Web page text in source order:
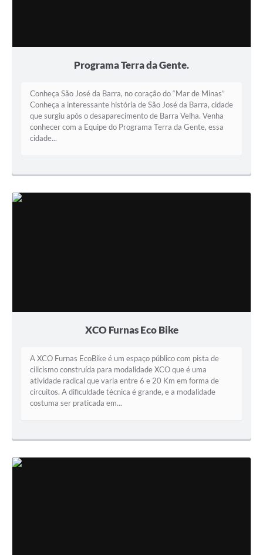
Programa Terra da Gente.
Conheça São José da Barra, no coração do “Mar de Minas”
Conheça a interessante história de São José da Barra, cidade
que surgiu após o desaparecimento de Barra Velha. Venha
conhecer com a Equipe do Programa Terra da Gente, essa
cidade...
XCO Furnas Eco Bike
A XCO Furnas EcoBike é um espaço público com pista de
cilicismo construída para modalidade XCO que é uma
atividade radical que varia entre 6 e 20 Km em forma de
circuitos. A dificuldade técnica é grande, e a modalidade
costuma ser praticada em...